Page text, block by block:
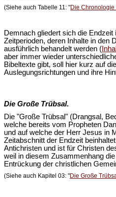
(Siehe auch Tabelle 11: "Die
Demnach gliedert sich die
Zeitperioden, deren Inhalte in den
ausführlich behandelt werden (
aber immer wieder
Bibeltexte gibt, soll hier kurz auf
Auslegungsrichtungen und ihre
Die Große Trübsal.
Die "Große Trübsal" (Drangsal,
welche bereits vom Propheten
und auf welche der Herr Jesus in
Zeitabschnitt der Endzeit
Antichristen und ist für Christen
weil in diesem Zusammenhang
Entrückung der christlichen
(Siehe auch Kapitel 03: "Die Große